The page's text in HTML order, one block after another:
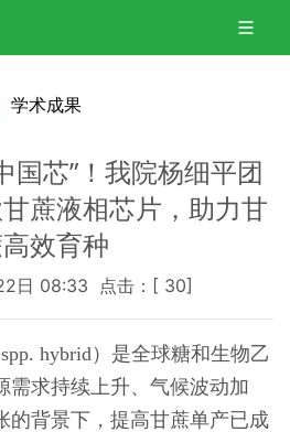
学术成果
国芯”！我院杨细平团
蔗液相芯片，助力甘
效育种
日 08:33 点击：[ 30]
hybrid）是全球糖和生物乙
需求持续上升、气候波动加
的背景下，提高甘蔗单产已成